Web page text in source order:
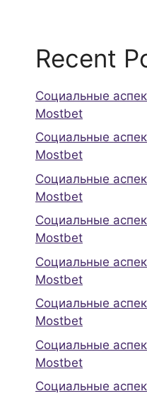
Recent
Социальные
Mostbet
Социальные
Mostbet
Социальные
Mostbet
Социальные
Mostbet
Социальные
Mostbet
Социальные
Mostbet
Социальные
Mostbet
Социальные